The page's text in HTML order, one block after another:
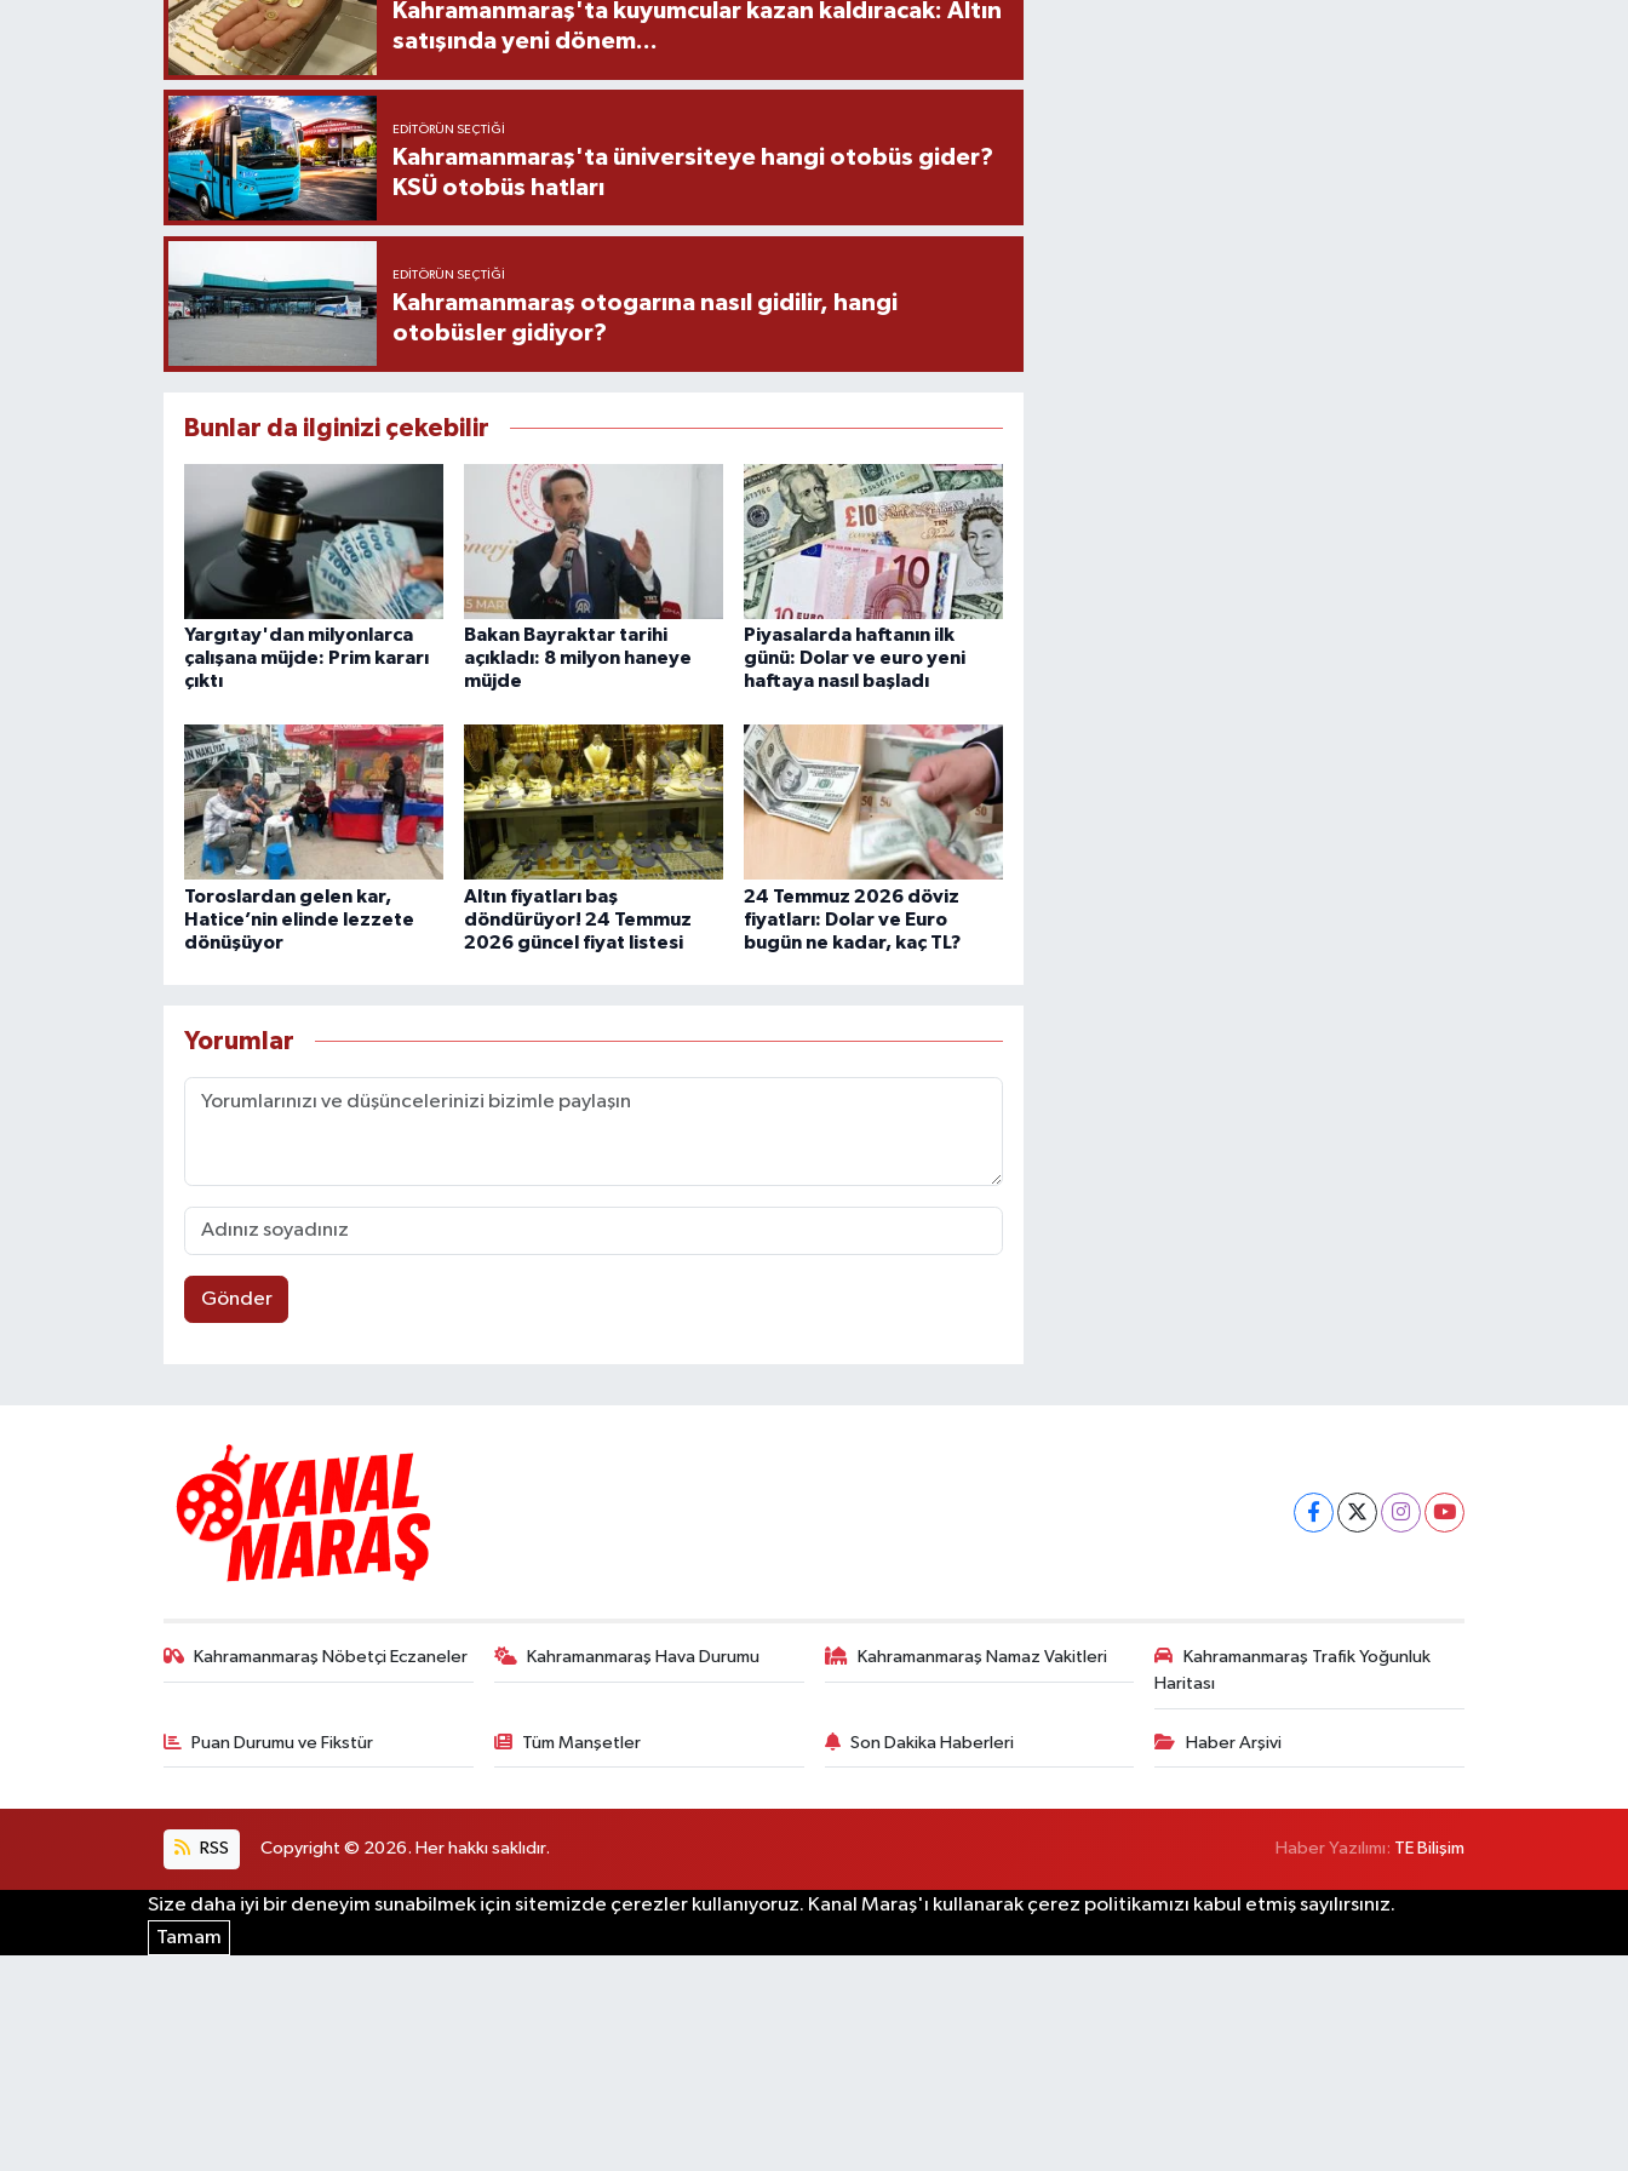
Kahramanmaraş'ta kuyumcular kazan kaldıracak: Altın
satışında yeni dönem...
EDITÖRÜN SEÇTIĞI
Kahramanmaraş'ta üniversiteye hangi otobüs gider?
KSÜ otobüs hatları
EDITÖRÜN SEÇTIĞI
Kahramanmaraş otogarına nasıl gidilir, hangi
otobüsler gidiyor?
Bunlar da ilginizi çekebilir
Yargıtay'dan milyonlarca
çalışana müjde: Prim kararı
çıktı
Bakan Bayraktar tarihi
açıkladı: 8 milyon haneye
müjde
Piyasalarda haftanın ilk
günü: Dolar ve euro yeni
haftaya nasıl başladı
Toroslardan gelen kar,
Hatice’nin elinde lezzete
dönüşüyor
Altın fiyatları baş
döndürüyor! 24 Temmuz
2026 güncel fiyat listesi
24 Temmuz 2026 döviz
fiyatları: Dolar ve Euro
bugün ne kadar, kaç TL?
Yorumlar
Gönder
Kahramanmaraş Nöbetçi Eczaneler Kahramanmaraş Hava Durumu Kahramanmaraş Namaz Vakitleri
Kahramanmaraş Trafik Yoğunluk
Haritası
Puan Durumu ve Fikstür Tüm Manşetler Son Dakika Haberleri Haber Arşivi
RSS Copyright © 2026. Her hakkı saklıdır. Haber Yazılımı: TE Bilişim
Size daha iyi bir deneyim sunabilmek için sitemizde çerezler kullanıyoruz. Kanal Maraş'ı kullanarak çerez politikamızı kabul etmiş sayılırsınız.
Tamam